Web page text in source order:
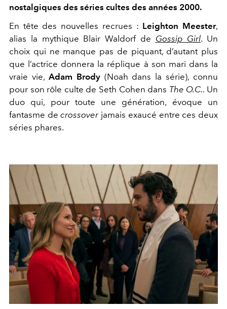
nostalgiques des séries cultes des années 2000.
En tête des nouvelles recrues : Leighton Meester,
alias la mythique Blair Waldorf de Gossip Girl. Un
choix qui ne manque pas de piquant, d’autant plus
que l’actrice donnera la réplique à son mari dans la
vraie vie, Adam Brody(Noah dans la série), connu
pour son rôle culte de Seth Cohen dans The O.C.. Un
duo qui, pour toute une génération, évoque un
fantasme decrossoverjamais exaucé entre ces deux
séries phares.